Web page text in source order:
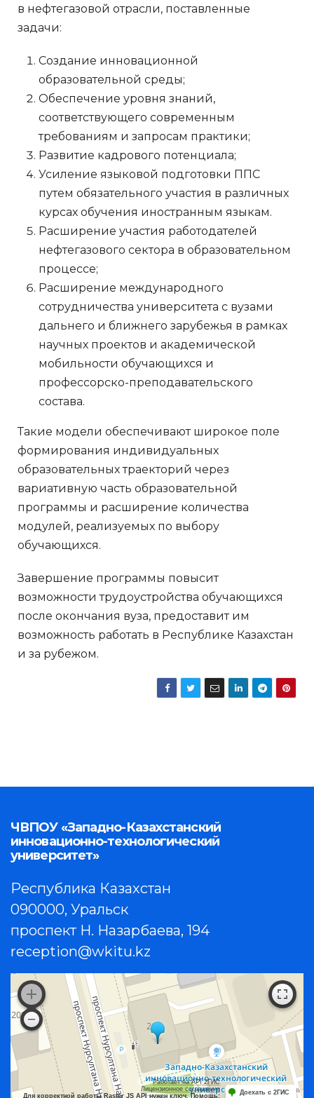
в нефтегазовой отрасли, поставленные
задачи:
Создание инновационной
образовательной среды;
Обеспечение уровня знаний,
соответствующего современным
требованиям и запросам практики;
Развитие кадрового потенциала;
Усиление языковой подготовки ППС
путем обязательного участия в различных
курсах обучения иностранным языкам.
Расширение участия работодателей
нефтегазового сектора в образовательном
процессе;
Расширение международного
сотрудничества университета с вузами
дальнего и ближнего зарубежья в рамках
научных проектов и академической
мобильности обучающихся и
профессорско-преподавательского
состава.
Такие модели обеспечивают широкое поле
формирования индивидуальных
образовательных траекторий через
вариативную часть образовательной
программы и расширение количества
модулей, реализуемых по выбору
обучающихся.
Завершение программы повысит
возможности трудоустройства обучающихся
после окончания вуза, предоставит им
возможность работать в Республике Казахстан
и за рубежом.
ЧВПОУ «Западно-Казахстанский
инновационно-технологический
университет»
Республика Казахстан
090000, Уральск
проспект Н. Назарбаева, 194
reception@wkitu.kz
Работает на API 2ГИС
Лицензионное соглашение
Для корректной работы Raster JS API нужен ключ. Помощь:
Доехать с 2ГИС